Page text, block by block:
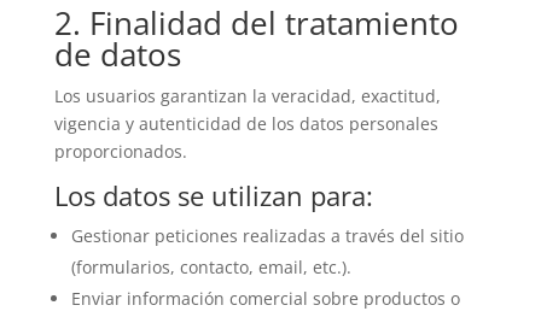
2. Finalidad del tratamiento
de datos
Los usuarios garantizan la veracidad, exactitud,
vigencia y autenticidad de los datos personales
proporcionados.
Los datos se utilizan para:
Gestionar peticiones realizadas a través del sitio
(formularios, contacto, email, etc.).
Enviar información comercial sobre productos o